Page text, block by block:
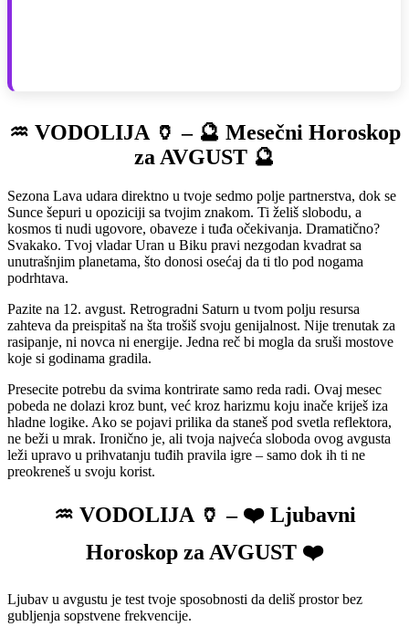
♒ VODOLIJA 🏺 – 🔮 Mesečni Horoskop
za AVGUST 🔮
Sezona Lava udara direktno u tvoje sedmo polje partnerstva, dok se
Sunce šepuri u opoziciji sa tvojim znakom. Ti želiš slobodu, a
kosmos ti nudi ugovore, obaveze i tuđa očekivanja. Dramatično?
Svakako. Tvoj vladar Uran u Biku pravi nezgodan kvadrat sa
unutrašnjim planetama, što donosi osećaj da ti tlo pod nogama
podrhtava.
Pazite na 12. avgust. Retrogradni Saturn u tvom polju resursa
zahteva da preispitaš na šta trošiš svoju genijalnost. Nije trenutak za
rasipanje, ni novca ni energije. Jedna reč bi mogla da sruši mostove
koje si godinama gradila.
Presecite potrebu da svima kontrirate samo reda radi. Ovaj mesec
pobeda ne dolazi kroz bunt, već kroz harizmu koju inače kriješ iza
hladne logike. Ako se pojavi prilika da staneš pod svetla reflektora,
ne beži u mrak. Ironično je, ali tvoja najveća sloboda ovog avgusta
leži upravo u prihvatanju tuđih pravila igre – samo dok ih ti ne
preokreneš u svoju korist.
♒ VODOLIJA 🏺 – ❤️ Ljubavni
Horoskop za AVGUST ❤️
Ljubav u avgustu je test tvoje sposobnosti da deliš prostor bez
gubljenja sopstvene frekvencije.